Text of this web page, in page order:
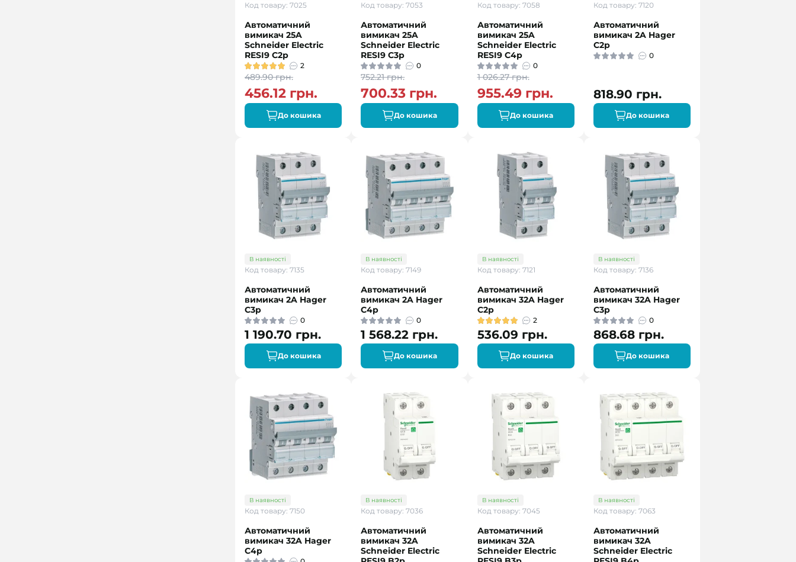
Код товару: 7025
Автоматичний
вимикач 25A
Schneider Electric
RESI9 C2р
2
489.90 грн.
456.12 грн.
До кошика
Код товару: 7053
Автоматичний
вимикач 25A
Schneider Electric
RESI9 C3р
0
752.21 грн.
700.33 грн.
До кошика
Код товару: 7058
Автоматичний
вимикач 25A
Schneider Electric
RESI9 C4р
0
1 026.27 грн.
955.49 грн.
До кошика
Код товару: 7120
Автоматичний
вимикач 2A Hager
C2р
0
818.90 грн.
До кошика
В наявності
Код товару: 7135
Автоматичний
вимикач 2A Hager
C3p
0
1 190.70 грн.
До кошика
В наявності
Код товару: 7149
Автоматичний
вимикач 2A Hager
C4p
0
1 568.22 грн.
До кошика
В наявності
Код товару: 7121
Автоматичний
вимикач 32A Hager
C2р
2
536.09 грн.
До кошика
В наявності
Код товару: 7136
Автоматичний
вимикач 32A Hager
C3p
0
868.68 грн.
До кошика
В наявності
Код товару: 7150
Автоматичний
вимикач 32A Hager
C4p
В наявності
Код товару: 7036
Автоматичний
вимикач 32A
Schneider Electric
В наявності
Код товару: 7045
Автоматичний
вимикач 32A
Schneider Electric
В наявності
Код товару: 7063
Автоматичний
вимикач 32A
Schneider Electric